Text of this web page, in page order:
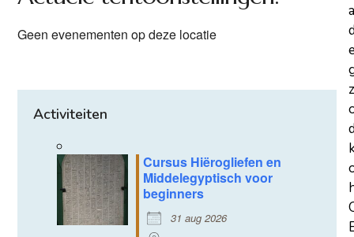
Geen evenementen op deze locatie
Activiteiten
Cursus Hiërogliefen en
Middelegyptisch voor
beginners
31 aug 2026